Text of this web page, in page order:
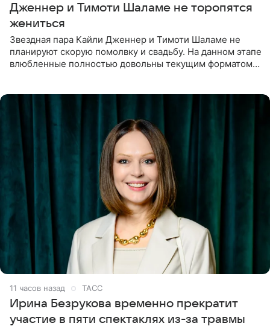
Дженнер и Тимоти Шаламе не торопятся
жениться
Звездная пара Кайли Дженнер и Тимоти Шаламе не
планируют скорую помолвку и свадьбу. На данном этапе
влюбленные полностью довольны текущим форматом
11 часов назад ТАСС
Ирина Безрукова временно прекратит
участие в пяти спектаклях из-за травмы